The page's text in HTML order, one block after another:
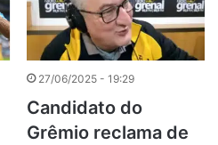
27/06/2025 - 19:29
Candidato do
Grêmio reclama de